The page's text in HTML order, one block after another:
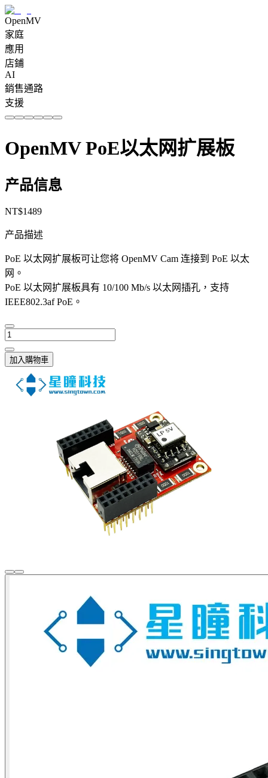
OpenMV
家庭
應用
店鋪
AI
銷售通路
支援
OpenMV PoE以太网扩展板
产品信息
NT$1489
产品描述
PoE 以太网扩展板可让您将 OpenMV Cam 连接到 PoE 以太
网。
PoE 以太网扩展板具有 10/100 Mb/s 以太网插孔，支持
IEEE802.3af PoE。
加入購物車